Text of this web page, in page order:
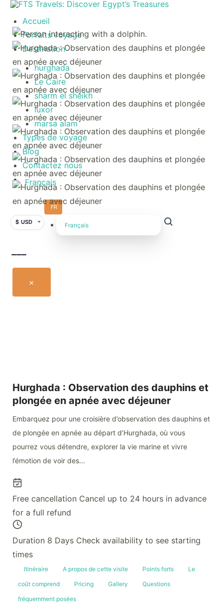
Accueil
Forfaits voyage
Destination
hurghada
Le Caire
sharm el sheikh
luxor
marsa alam
Types de voyage
Blog
Contactez nous
Français
$ USD
FR
Français
×
Hurghada : Observation des dauphins et
plongée en apnée avec déjeuner
Embarquez pour une croisière d’observation des dauphins et
de plongée en apnée au départ d’Hurghada, où vous
pourrez vous détendre, explorer la vie marine et vivre
l’émotion de voir des...
Free cancellation Cancel up to 24 hours in advance
for a full refund
Duration 8 Days Check availability to see starting
times
Itinéraire A propos de cette visite Points forts
Le
coût comprend
Pricing Gallery
Questions
fréquemment posées